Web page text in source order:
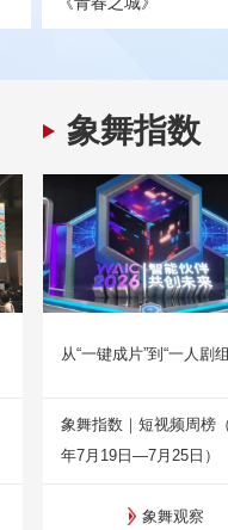
象舞指数
从“一键成片”到“一人剧
象舞指数｜短视频周榜
年7月19日—7月25日）
象舞观察